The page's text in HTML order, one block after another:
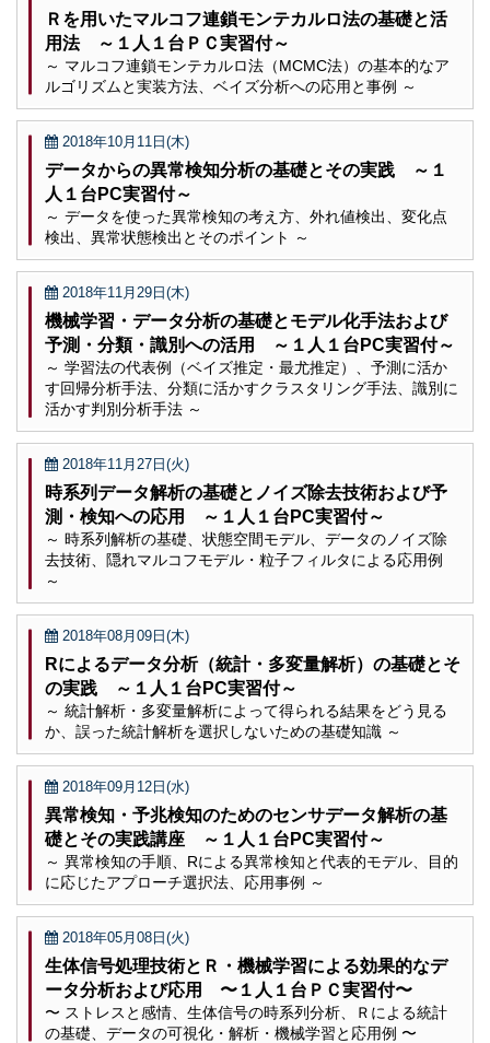
Ｒを用いたマルコフ連鎖モンテカルロ法の基礎と活
用法 ～１人１台ＰＣ実習付～
～ マルコフ連鎖モンテカルロ法（MCMC法）の基本的なア
ルゴリズムと実装方法、ベイズ分析への応用と事例 ～
2018年10月11日(木)
データからの異常検知分析の基礎とその実践 ～１
人１台PC実習付～
～ データを使った異常検知の考え方、外れ値検出、変化点
検出、異常状態検出とそのポイント ～
2018年11月29日(木)
機械学習・データ分析の基礎とモデル化手法および
予測・分類・識別への活用 ～１人１台PC実習付～
～ 学習法の代表例（ベイズ推定・最尤推定）、予測に活か
す回帰分析手法、分類に活かすクラスタリング手法、識別に
活かす判別分析手法 ～
2018年11月27日(火)
時系列データ解析の基礎とノイズ除去技術および予
測・検知への応用 ～１人１台PC実習付～
～ 時系列解析の基礎、状態空間モデル、データのノイズ除
去技術、隠れマルコフモデル・粒子フィルタによる応用例
～
2018年08月09日(木)
Rによるデータ分析（統計・多変量解析）の基礎とそ
の実践 ～１人１台PC実習付～
～ 統計解析・多変量解析によって得られる結果をどう見る
か、誤った統計解析を選択しないための基礎知識 ～
2018年09月12日(水)
異常検知・予兆検知のためのセンサデータ解析の基
礎とその実践講座 ～１人１台PC実習付～
～ 異常検知の手順、Rによる異常検知と代表的モデル、目的
に応じたアプローチ選択法、応用事例 ～
2018年05月08日(火)
生体信号処理技術とＲ・機械学習による効果的なデ
ータ分析および応用 〜１人１台ＰＣ実習付〜
〜 ストレスと感情、生体信号の時系列分析、Ｒによる統計
の基礎、データの可視化・解析・機械学習と応用例 〜